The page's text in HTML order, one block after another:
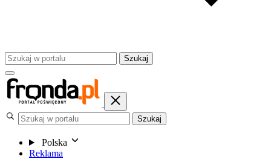
Szukaj
Szukaj
Polska
Reklama